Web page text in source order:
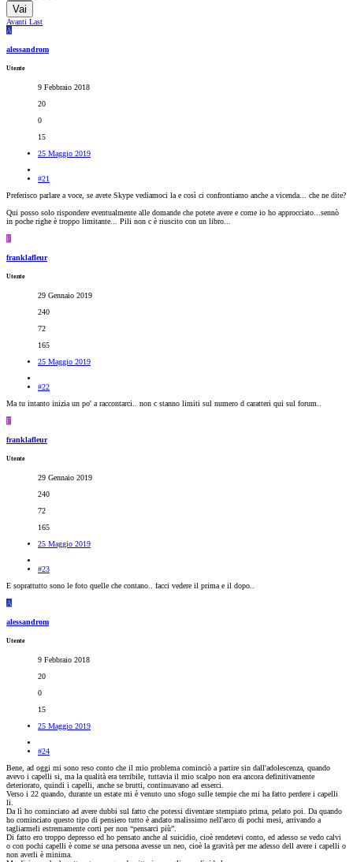
Vai
Avanti Last
A
alessandrom
Utente
9 Febbraio 2018
20
0
15
25 Maggio 2019
#21
Preferisco parlare a voce, se avete Skype vediamoci la e così ci confrontiamo anche a vicenda... che ne dite?
Qui posso solo rispondere eventualmente alle domande che potete avere e come io ho approcciato...sennò
in poche righe è troppo limitante... Pili non c è riuscito con un libro...
F
franklafleur
Utente
29 Gennaio 2019
240
72
165
25 Maggio 2019
#22
Ma tu intanto inizia un po' a raccontarci.. non c stanno limiti sul numero d caratteri qui sul forum..
F
franklafleur
Utente
29 Gennaio 2019
240
72
165
25 Maggio 2019
#23
E soprattutto sono le foto quelle che contano.. facci vedere il prima e il dopo..
A
alessandrom
Utente
9 Febbraio 2018
20
0
15
25 Maggio 2019
#24
Bene, ad oggi mi sono reso conto che il mio problema cominciò a partire sin dall'adolescenza, quando
avevo i capelli si, ma la qualità era terribile, tuttavia il mio scalpo non era ancora definitivamente
deteriorato, quindi i capelli, anche se brutti, continuavano ad esserci.
Verso i 22 quando, durante un estate mi è venuto uno sfogo sulle tempie che mi ha fatto perdere i capelli
li.
Da lì ho cominciato ad avere dubbi sul fatto che potessi diventare stempiato prima, pelato poi. Da quando
ho cominciato questo tipo di pensiero tutto è andato malissimo nell'arco di pochi mesi, arrivando a
tagliarmeli estremamente corti per non “pensarci più”.
Di fatto ero troppo depresso ed ho pensato anche al suicidio, cioè rendetevi conto, ed adesso se vedo calvi
o con pochi capelli è come se una persona avesse un neo, cioè la gravità per me adesso dell avere i capelli o
non averli è minima.